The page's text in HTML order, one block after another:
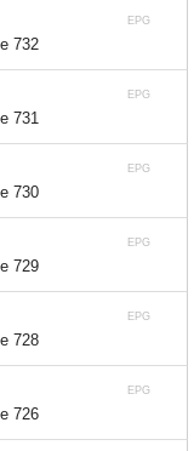
EPG
732
EPG
731
EPG
730
EPG
729
EPG
728
EPG
726